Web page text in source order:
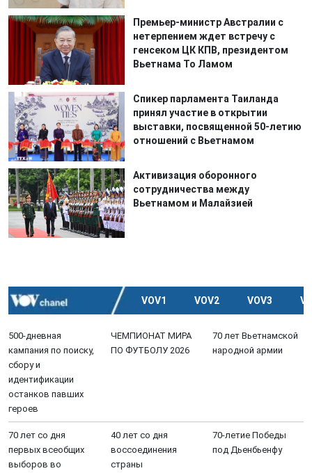
Премьер-министр Австралии с
нетерпением ждет встречу с
генсеком ЦК КПВ, президентом
Вьетнама То Ламом
Спикер парламента Таиланда
принял участие в открытии
выставки, посвященной 50-летию
отношений с Вьетнамом
Активизация оборонного
сотрудничества между
Вьетнамом и Малайзией
VOV1 VOV2 VOV3
500-дневная
кампания по поиску,
сбору и
идентификации
останков павших
героев
ЧЕМПИОНАТ МИРА
ПО ФУТБОЛУ 2026
70 лет Вьетнамской
народной армии
70 лет со дня
первых всеобщих
выборов во
40 лет со дня
воссоединения
страны
70-летие Победы
под Дьенбьенфу